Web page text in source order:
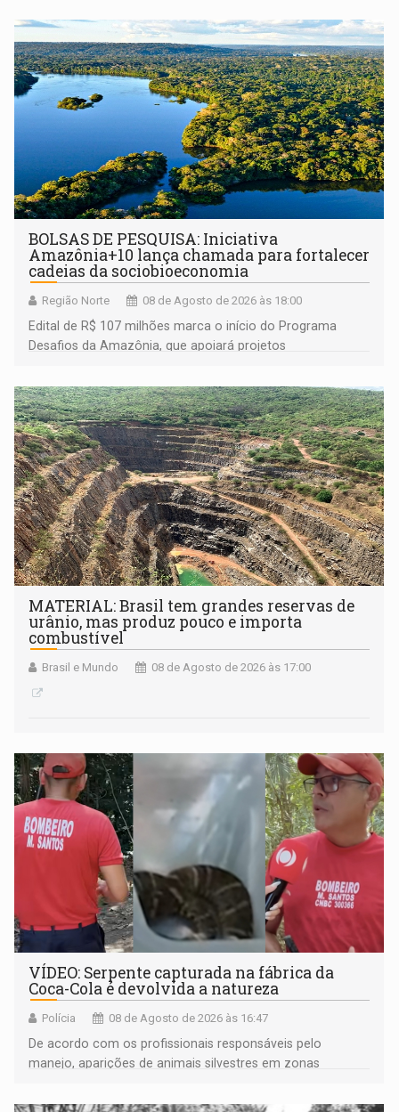
BOLSAS DE PESQUISA: Iniciativa
Amazônia+10 lança chamada para fortalecer
cadeias da sociobioeconomia
Região Norte 08 de Agosto de 2026 às 18:00
Edital de R$ 107 milhões marca o início do Programa
Desafios da Amazônia, que apoiará projetos
submissão de pré-propostas poderá ser feita até 1º de
setembro
MATERIAL: Brasil tem grandes reservas de
urânio, mas produz pouco e importa
combustível
Brasil e Mundo 08 de Agosto de 2026 às 17:00
VÍDEO: Serpente capturada na fábrica da
Coca-Cola é devolvida a natureza
Polícia 08 de Agosto de 2026 às 16:47
De acordo com os profissionais responsáveis pelo
manejo, aparições de animais silvestres em zonas